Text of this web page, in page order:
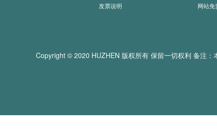
发票说明
网站免
Copyright © 2020 HUZHEN 版权所有 保留一切权利 备注